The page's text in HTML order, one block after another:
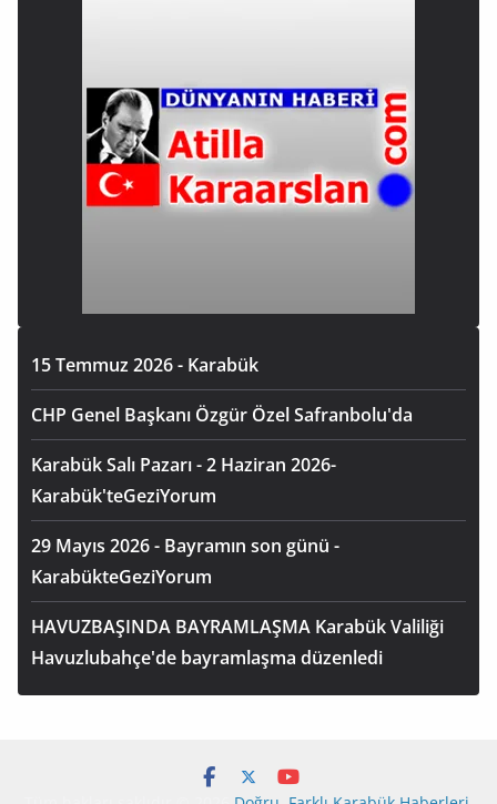
15 Temmuz 2026 - Karabük
CHP Genel Başkanı Özgür Özel Safranbolu'da
Karabük Salı Pazarı - 2 Haziran 2026-
Karabük'teGeziYorum
29 Mayıs 2026 - Bayramın son günü -
KarabükteGeziYorum
HAVUZBAŞINDA BAYRAMLAŞMA Karabük Valiliği
Havuzlubahçe'de bayramlaşma düzenledi